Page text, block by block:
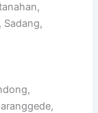
Sadang,